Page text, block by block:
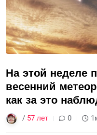
На этой неделе
весенний
как за это
/ 57 лет 0